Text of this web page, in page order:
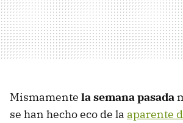
Mismamente la semana pasada
se han hecho eco de la aparente